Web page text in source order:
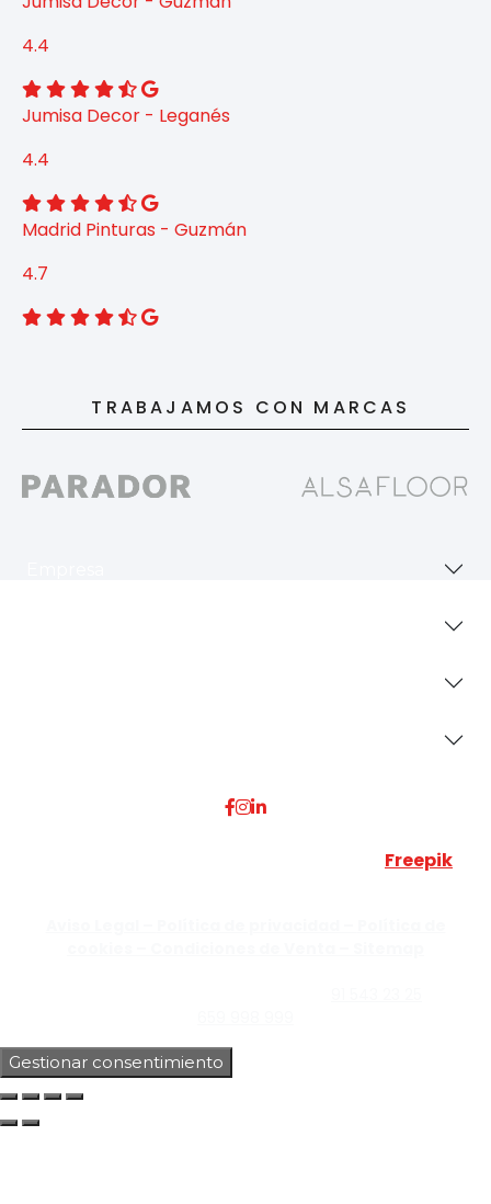
4.4
Jumisa Decor - Leganés
4.4
Madrid Pinturas - Guzmán
4.7
TRABAJAMOS CON MARCAS
Freepik
Gestionar consentimiento